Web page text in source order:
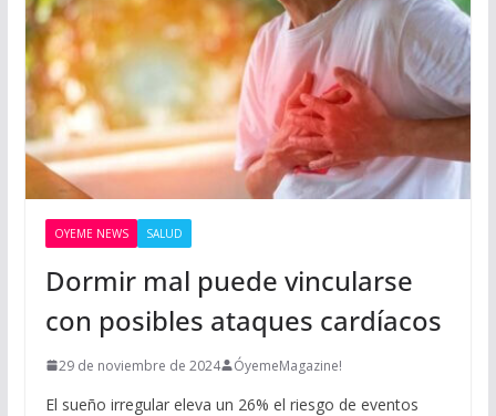
OYEME NEWS SALUD
Dormir mal puede vincularse
con posibles ataques cardíacos
29 de noviembre de 2024 ÓyemeMagazine!
El sueño irregular eleva un 26% el riesgo de eventos